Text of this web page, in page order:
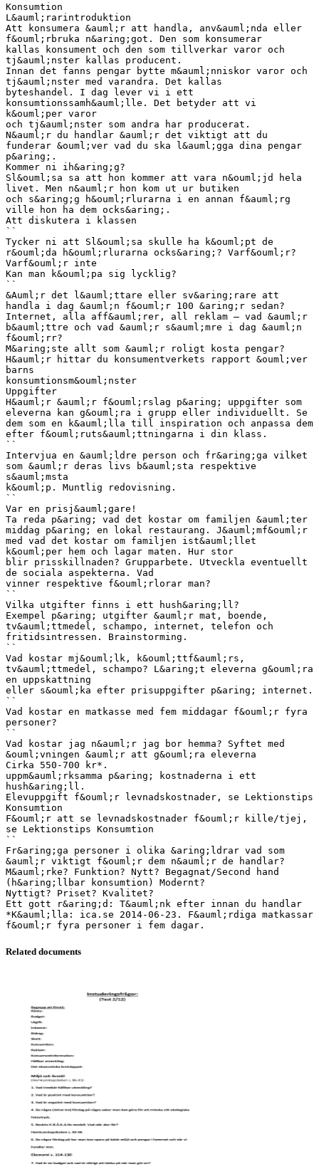
Konsumtion
L&auml;rarintroduktion
Att konsumera &auml;r att handla, anv&auml;nda eller
f&ouml;rbruka n&aring;got. Den som konsumerar
kallas konsument och den som tillverkar varor och
tj&auml;nster kallas producent.
Innan det fanns pengar bytte m&auml;nniskor varor och
tj&auml;nster med varandra. Det kallas
byteshandel. I dag lever vi i ett
konsumtionssamh&auml;lle. Det betyder att vi
k&ouml;per varor
och tj&auml;nster som andra har producerat.
N&auml;r du handlar &auml;r det viktigt att du
funderar &ouml;ver vad du ska l&auml;gga dina pengar
p&aring;.
Kommer ni ih&aring;g?
Sl&ouml;sa sa att hon kommer att vara n&ouml;jd hela
livet. Men n&auml;r hon kom ut ur butiken
och s&aring;g h&ouml;rlurarna i en annan f&auml;rg
ville hon ha dem ocks&aring;.
Att diskutera i klassen
``
Tycker ni att Sl&ouml;sa skulle ha k&ouml;pt de
r&ouml;da h&ouml;rlurarna ocks&aring;? Varf&ouml;r?
Varf&ouml;r inte
Kan man k&ouml;pa sig lycklig?
``
&Auml;r det l&auml;ttare eller sv&aring;rare att
handla i dag &auml;n f&ouml;r 100 &aring;r sedan?
Internet, alla aff&auml;rer, all reklam – vad &auml;r
b&auml;ttre och vad &auml;r s&auml;mre i dag &auml;n
f&ouml;rr?
M&aring;ste allt som &auml;r roligt kosta pengar?
H&auml;r hittar du konsumentverkets rapport &ouml;ver
barns
konsumtionsm&ouml;nster
Uppgifter
H&auml;r &auml;r f&ouml;rslag p&aring; uppgifter som
eleverna kan g&ouml;ra i grupp eller individuellt. Se
dem som en k&auml;lla till inspiration och anpassa dem
efter f&ouml;ruts&auml;ttningarna i din klass.
``
Intervjua en &auml;ldre person och fr&aring;ga vilket
som &auml;r deras livs b&auml;sta respektive
s&auml;msta
k&ouml;p. Muntlig redovisning.
``
Var en prisj&auml;gare!
Ta reda p&aring; vad det kostar om familjen &auml;ter
middag p&aring; en lokal restaurang. J&auml;mf&ouml;r
med vad det kostar om familjen ist&auml;llet
k&ouml;per hem och lagar maten. Hur stor
blir prisskillnaden? Grupparbete. Utveckla eventuellt
de sociala aspekterna. Vad
vinner respektive f&ouml;rlorar man?
``
Vilka utgifter finns i ett hush&aring;ll?
Exempel p&aring; utgifter &auml;r mat, boende,
tv&auml;ttmedel, schampo, internet, telefon och
fritidsintressen. Brainstorming.
``
Vad kostar mj&ouml;lk, k&ouml;ttf&auml;rs,
tv&auml;ttmedel, schampo? L&aring;t eleverna g&ouml;ra
en uppskattning
eller s&ouml;ka efter prisuppgifter p&aring; internet.
``
Vad kostar en matkasse med fem middagar f&ouml;r fyra
personer?
``
Vad kostar jag n&auml;r jag bor hemma? Syftet med
&ouml;vningen &auml;r att g&ouml;ra eleverna
Cirka 550-700 kr*.
uppm&auml;rksamma p&aring; kostnaderna i ett
hush&aring;ll.
Elevuppgift f&ouml;r levnadskostnader, se Lektionstips
Konsumtion
F&ouml;r att se levnadskostnader f&ouml;r kille/tjej,
se Lektionstips Konsumtion
``
Fr&aring;ga personer i olika &aring;ldrar vad som
&auml;r viktigt f&ouml;r dem n&auml;r de handlar?
M&auml;rke? Funktion? Nytt? Begagnat/Second hand
(h&aring;llbar konsumtion) Modernt?
Nyttigt? Priset? Kvalitet?
Ett gott r&aring;d: T&auml;nk efter innan du handlar
*K&auml;lla: ica.se 2014-06-23. F&auml;rdiga matkassar
Related documents